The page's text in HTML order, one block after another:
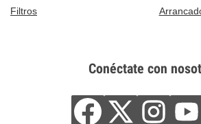
Filtros
Conéctate con